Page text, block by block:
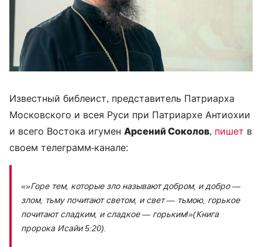
Известный библеист, представитель Патриарха
Московского и всея Руси при Патриархе Антиохии
и всего Востока игумен Арсений Соколов, пишет в
своем телеграмм-канале:
«»Горе тем, которые зло называют добром, и добро —
злом, тьму почитают светом, и свет — тьмою, горькое
почитают сладким, и сладкое — горьким!»(Книга
пророка Исайи 5:20).